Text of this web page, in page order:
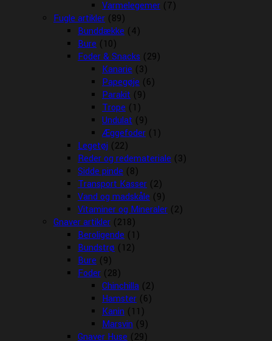
Varmelegemer (7)
Fugle artikler (89)
Bunddække (4)
Bure (10)
Foder & Snacks (29)
Kanarie (3)
Papegøje (6)
Parakit (9)
Trope (1)
Undulat (9)
Æggefoder (1)
Legetøj (22)
Reder og redemateriale (3)
Sidde pinde (8)
Transport Kasser (2)
Vand og madskåle (9)
Vitaminer og Mineraler (2)
Gnaver artikler (218)
Beroligende (1)
Bundstrø (12)
Bure (9)
Foder (28)
Chinchilla (2)
Hamster (6)
Kanin (11)
Marsvin (9)
Gnaver Huse (29)